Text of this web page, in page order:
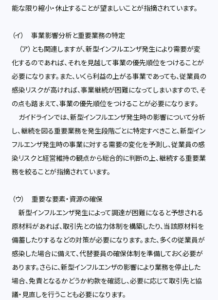
能な限り縮小・休止することが望ましいことが指摘されています。
（イ） 事業影響分析と重要業務の特定
（ア）とも関連しますが、新型インフルエンザ発生により需要が変
化するのであれば、それを見越して事業の優先順位をつけることが
必要になります。また、いくら利益の上がる事業であっても、従業員の
感染リスクが高ければ、事業継続が困難になってしまいますので、そ
の点も踏まえて、事業の優先順位をつけることが必要になります。
ガイドラインでは、新型インフルエンザ発生時の影響について分析
し、継続を図る重要業務を発生段階ごとに特定すべきこと、新型イン
フルエンザ発生時の事業に対する需要の変化を予測し、従業員の感
染リスクと経営維持の観点から総合的に判断の上、継続する重要業
務を絞ることが指摘されています。
（ウ） 重要な要素・資源の確保
新型インフルエンザ発生によって調達が困難になると予想される
原材料があれば、取引先との協力体制を構築したり、当該原材料を
備蓄したりするなどの対策が必要になります。また、多くの従業員が
感染した場合に備えて、代替要員の確保体制を準備しておく必要が
あります。さらに、新型インフルエンザの影響により業務を停止した
場合、免責となるかどうか約款を確認し、必要に応じて取引先と協
議・見直しを行うことも必要になります。